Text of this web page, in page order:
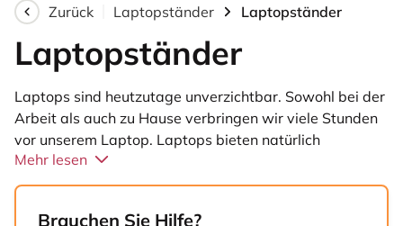
Zurück Laptopständer Laptopständer
Laptopständer
Laptops sind heutzutage unverzichtbar. Sowohl bei der
Arbeit als auch zu Hause verbringen wir viele Stunden
vor unserem Laptop. Laptops bieten natürlich
zahlreiche Vorteile im Vergleich zu einem Desktop-
Computer. Dennoch haben Laptops auch einen großen
Mehr lesen
Brauchen Sie Hilfe?